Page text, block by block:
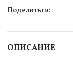
Поделиться:
ОПИСАНИЕ